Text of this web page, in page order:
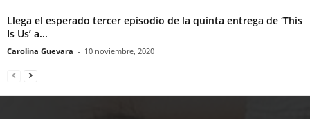
Llega el esperado tercer episodio de la quinta entrega de ‘This
Is Us’ a...
Carolina Guevara - 10 noviembre, 2020